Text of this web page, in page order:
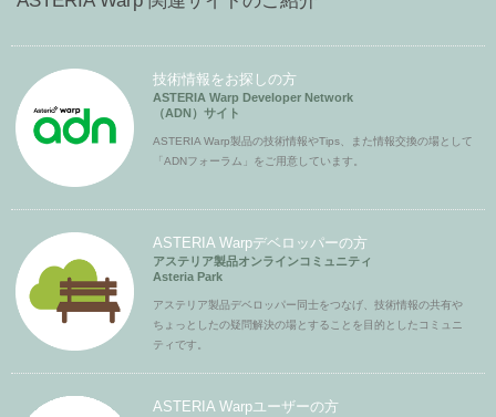
技術情報をお探しの方
ASTERIA Warp Developer Network
（ADN）サイト
ASTERIA Warp製品の技術情報やTips、また情報交換の場として
「ADNフォーラム」をご用意しています。
ASTERIA Warpデベロッパーの方
アステリア製品オンラインコミュニティ
Asteria Park
アステリア製品デベロッパー同士をつなげ、技術情報の共有や
ちょっとしたの疑問解決の場とすることを目的としたコミュニ
ティです。
ASTERIA Warpユーザーの方